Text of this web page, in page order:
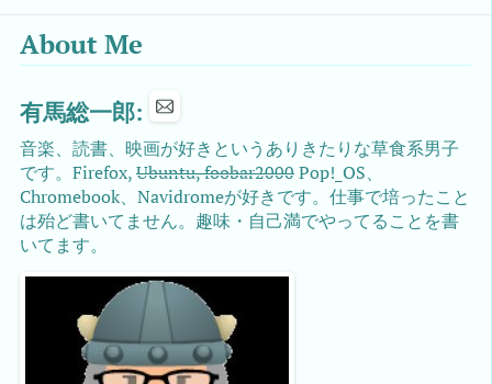
About Me
有馬総一郎:
音楽、読書、映画が好きというありきたりな草食系男子
です。Firefox,Ubuntu, foobar2000Pop!_OS、
Chromebook、Navidromeが好きです。仕事で培ったこと
は殆ど書いてません。趣味・自己満でやってることを書
いてます。